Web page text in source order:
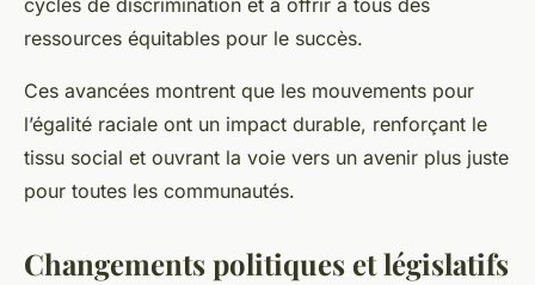
cycles de discrimination et à offrir à tous des
ressources équitables pour le succès.
Ces avancées montrent que les mouvements pour
l’égalité raciale ont un impact durable, renforçant le
tissu social et ouvrant la voie vers un avenir plus juste
pour toutes les communautés.
Changements politiques et législatifs